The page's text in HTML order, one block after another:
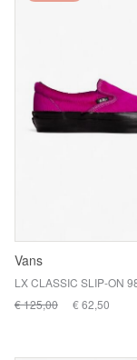
Vans
€ 125,00
€ 62,50